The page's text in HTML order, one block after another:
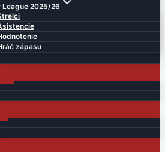
League 2025/26
zápasu